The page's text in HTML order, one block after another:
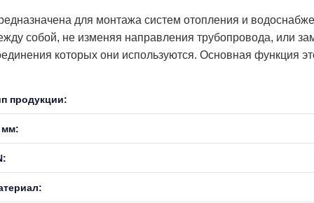
для монтажа систем отопления и
собой, не изменяя направления трубопровода, или
которых они используются. Основная функция
продукции:
мм: